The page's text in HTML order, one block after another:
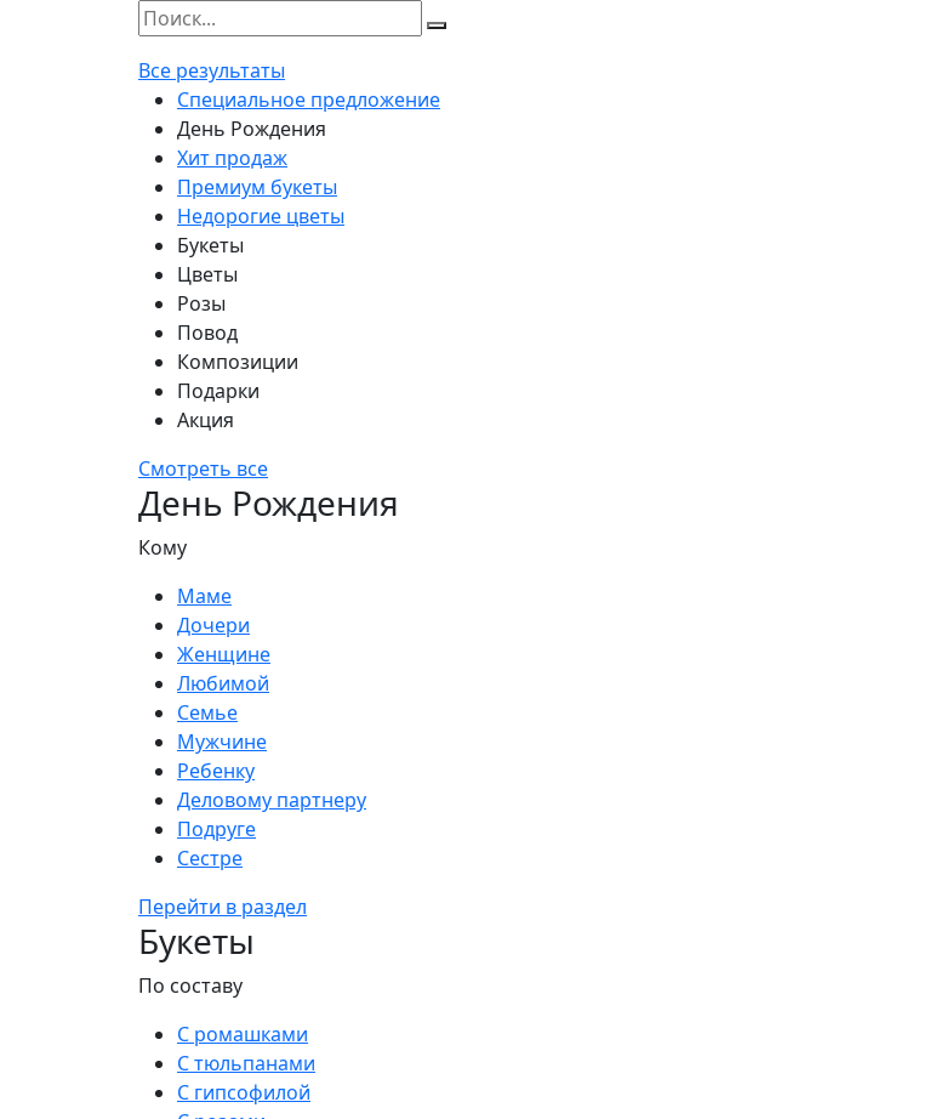
Все результаты
Специальное предложение
День Рождения
Хит продаж
Премиум букеты
Недорогие цветы
Букеты
Цветы
Розы
Повод
Композиции
Подарки
Акция
Смотреть все
День Рождения
Кому
Маме
Дочери
Женщине
Любимой
Семье
Мужчине
Ребенку
Деловому партнеру
Подруге
Сестре
Перейти в раздел
Букеты
По составу
С ромашками
С тюльпанами
С гипсофилой